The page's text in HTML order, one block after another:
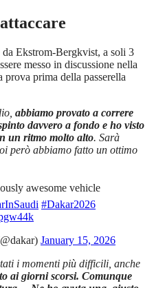
Ekstrom-Bergkvist, a soli 3
messo in discussione nella
prima della passerella
abbiamo provato a correre
davvero a fondo e ho visto
un ritmo molto alto. Sarà
però abbiamo fatto un ottimo
awesome vehicle
#Dakar2026
January 15, 2026
i momenti più difficili, anche
ai giorni scorsi. Comunque